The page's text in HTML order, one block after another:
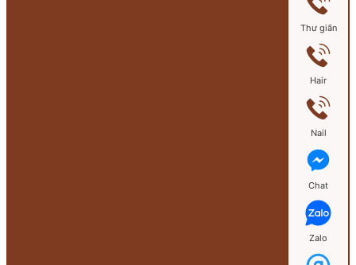
Thư giãn
Hair
Nail
Chat
Zalo